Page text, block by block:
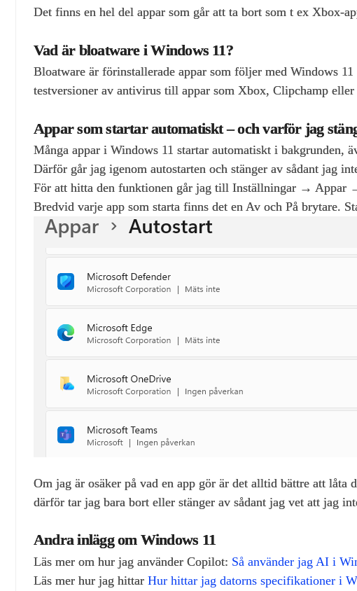
Det finns en hel del appar som går att ta bort som t ex Xbox-
Vad är bloatware i Windows 11?
Bloatware är förinstallerade appar som följer med Windows
testversioner av antivirus till appar som Xbox, Clipchamp
Appar som startar automatiskt – och varför jag
Många appar i Windows 11 startar automatiskt i bakgrunden,
Därför går jag igenom autostarten och stänger av sådant jag
För att hitta den funktionen går jag till Inställningar → Appar
Bredvid varje app som starta finns det en Av och På brytare.
Om jag är osäker på vad en app gör är det alltid bättre att
därför tar jag bara bort eller stänger av sådant jag vet att jag
Andra inlägg om Windows 11
Läs mer om hur jag använder Copilot: Så använder jag AI i
Läs mer hur jag hittar Hur hittar jag datorns specifikationer i